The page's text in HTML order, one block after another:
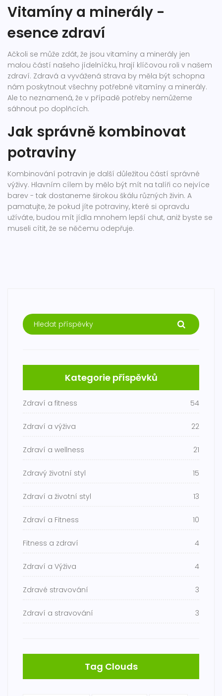
Vitamíny a minerály -
esence zdraví
Ačkoli se může zdát, že jsou vitamíny a minerály jen
malou částí našeho jídelníčku, hrají klíčovou roli v našem
zdraví. Zdravá a vyvážená strava by měla být schopna
nám poskytnout všechny potřebné vitamíny a minerály.
Ale to neznamená, že v případě potřeby nemůžeme
sáhnout po doplňcích.
Jak správně kombinovat
potraviny
Kombinování potravin je další důležitou částí správné
výživy. Hlavním cílem by mělo být mít na talíři co nejvíce
barev - tak dostaneme širokou škálu různých živin. A
pamatujte, že pokud jíte potraviny, které si opravdu
užíváte, budou mít jídla mnohem lepší chut, aniž byste se
museli cítit, že se něčemu odepřuje.
Kategorie příspěvků
Zdraví a fitness 54
Zdraví a výživa 22
Zdraví a wellness 21
Zdravý životní styl 15
Zdraví a životní styl 13
Zdraví a Fitness 10
Fitness a zdraví 4
Zdraví a Výživa 4
Zdravé stravování 3
Zdraví a stravování 3
Tag Clouds